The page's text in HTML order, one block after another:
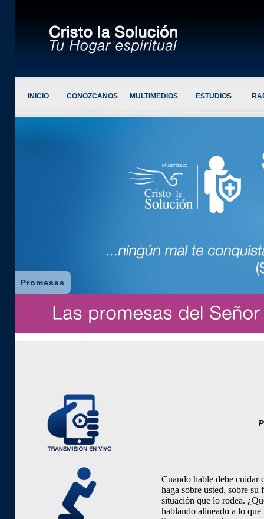
INICIO CONOZCANOS MULTIMEDIOS ESTUDIOS
Promesas
Cuando hable debe cuidar
haga sobre usted, sobre
situación que lo rodea. ¿
hablando alineado a lo que